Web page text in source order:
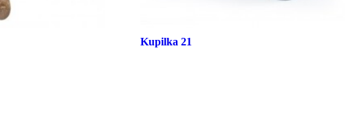
Kupilka 21